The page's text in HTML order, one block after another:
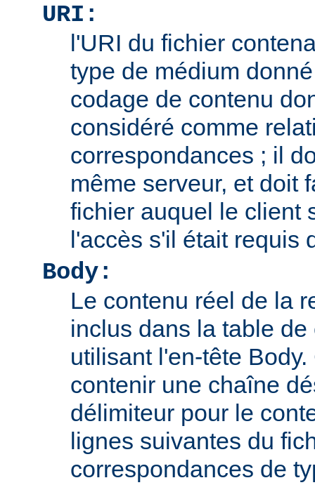
URI:
l'URI du fichier
type de médium
codage de contenu
considéré comme
correspondances ; il
même serveur, et doit
fichier auquel le client
l'accès s'il était requis
Body:
Le contenu réel de la
inclus dans la table
utilisant l'en-tête
contenir une chaîne
délimiteur pour le
lignes suivantes du
correspondances de